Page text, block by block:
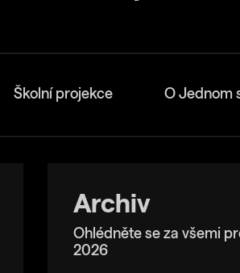
Školní projekce O Jednom
Archiv
Ohlédněte se za všemi
2026